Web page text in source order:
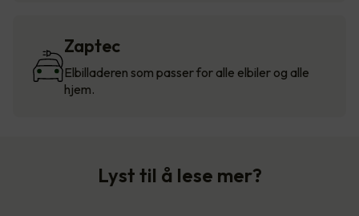
Zaptec
Elbilladeren som passer for alle elbiler og alle
hjem.
Lyst til å lese mer?